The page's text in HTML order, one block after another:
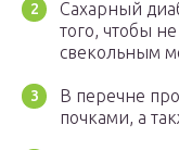
Сахарный
того, чтобы
свекольным
В перечне
почками, а